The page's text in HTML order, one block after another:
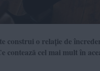
construi o relație de
contează cel mai mult în